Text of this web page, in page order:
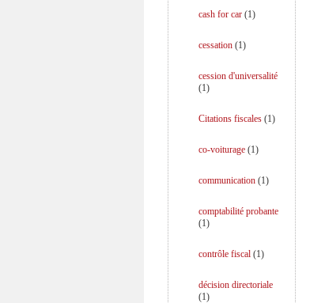
cash for car (1)
cessation (1)
cession d'universalité
(1)
Citations fiscales (1)
co-voiturage (1)
communication (1)
comptabilité probante
(1)
contrôle fiscal (1)
décision directoriale
(1)